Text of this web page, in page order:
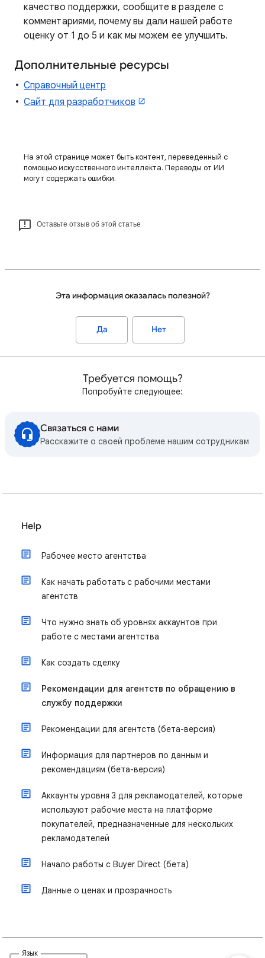
качество поддержки, сообщите в разделе с
комментариями, почему вы дали нашей работе
оценку от 1 до 5 и как мы можем ее улучшить.
Дополнительные ресурсы
Справочный центр
Сайт для разработчиков
На этой странице может быть контент, переведенный с
помощью искусственного интеллекта. Переводы от ИИ
могут содержать ошибки.
Оставьте отзыв об этой статье
Эта информация оказалась полезной?
Да Нет
Требуется помощь?
Попробуйте следующее:
Связаться с нами
Расскажите о своей проблеме нашим сотрудникам
Help
Рабочее место агентства
Как начать работать с рабочими местами
агентств
Что нужно знать об уровнях аккаунтов при
работе с местами агентства
Как создать сделку
Рекомендации для агентств по обращению в
службу поддержки
Рекомендации для агентств (бета-версия)
Информация для партнеров по данным и
рекомендациям (бета-версия)
Аккаунты уровня 3 для рекламодателей, которые
используют рабочие места на платформе
покупателей, предназначенные для нескольких
рекламодателей
Начало работы с Buyer Direct (бета)
Данные о ценах и прозрачность
Язык